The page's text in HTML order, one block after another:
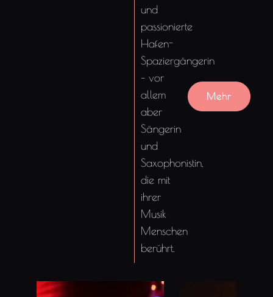
und
passionierte
Hafen-
Spaziergängerin
– vor
allem
aber
Sängerin
und
Saxophonistin,
die mit
ihrer
Musik
Menschen
berührt.
Mehr